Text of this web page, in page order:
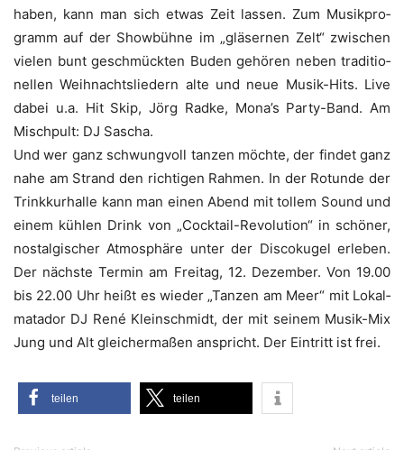
haben, kann man sich etwas Zeit las­sen. Zum Musik­pro­
gramm auf der Show­büh­ne im „glä­ser­nen Zelt“ zwi­schen
vie­len bunt geschmück­ten Buden gehö­ren neben tra­di­tio­
nel­len Weih­nachts­lie­dern alte und neue Musik-Hits. Live
dabei u.a. Hit Skip, Jörg Rad­ke, Mona’s Par­ty-Band. Am
Misch­pult: DJ Sascha.
Und wer ganz schwung­voll tan­zen möch­te, der fin­det ganz
nahe am Strand den rich­ti­gen Rah­men. In der Rotun­de der
­Trink­kur­hal­le kann man einen Abend mit tol­lem Sound und
einem küh­len Drink von „Cock­tail-Revo­lu­ti­on“ in schö­ner,
nost­al­gi­scher Atmo­sphä­re unter der Dis­co­ku­gel erle­ben.
Der nächs­te Ter­min am Frei­tag, 12. Dezem­ber. Von 19.00
bis 22.00 Uhr heißt es wie­der „Tan­zen am Meer“ mit Lokal­
ma­ta­dor DJ René Klein­schmidt, der mit sei­nem Musik-Mix
Jung und Alt glei­cher­ma­ßen anspricht. Der Ein­tritt ist frei.
tei­len tei­len